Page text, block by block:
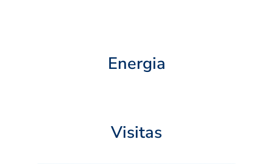
Energia
Visitas